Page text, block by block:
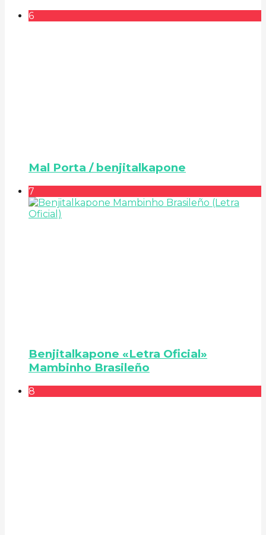
6
Mal Porta / benjitalkapone
7
Benjitalkapone «Letra Oficial»
Mambinho Brasileño
8